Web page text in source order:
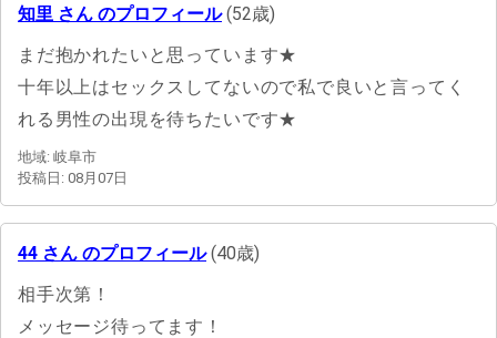
知里 さん のプロフィール(52歳)
まだ抱かれたいと思っています★
十年以上はセックスしてないので私で良いと言ってく
れる男性の出現を待ちたいです★
地域: 岐阜市
投稿日: 08月07日
44 さん のプロフィール(40歳)
相手次第！
メッセージ待ってます！